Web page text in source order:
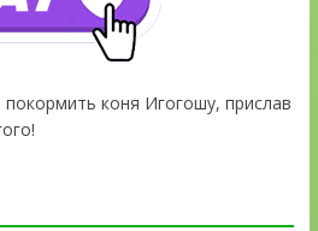
коня Игогошу, прислав